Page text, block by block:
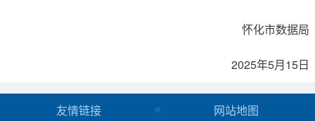
怀化市数据局
2025年5月15日
友情链接 网站地图